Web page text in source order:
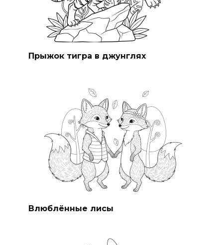
Прыжок тигра в джунглях
Влюблённые лисы